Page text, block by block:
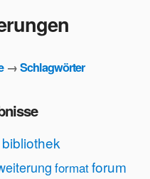
→Schlagwörter
bibliothek
formatforum